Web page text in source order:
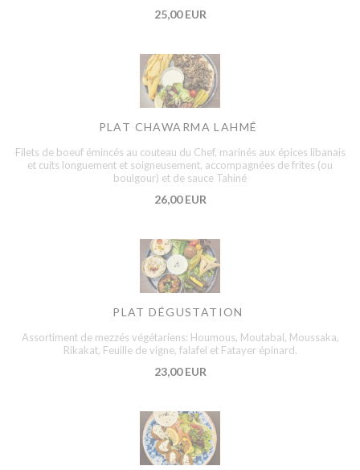
25,00 EUR
PLAT CHAWARMA LAHMÉ
Filets de boeuf émincés au couteau du Chef, marinés aux épices libanais
et cuits longuement et soigneusement, accompagnées de frites (ou
boulgour) et de sauce Tahiné
26,00 EUR
PLAT DÉGUSTATION
Assortiment de mezzés végétariens: Houmous, Moutabal, Moussaka,
Rikakat, Feuille de vigne, falafel et Fatayer épinard.
23,00 EUR